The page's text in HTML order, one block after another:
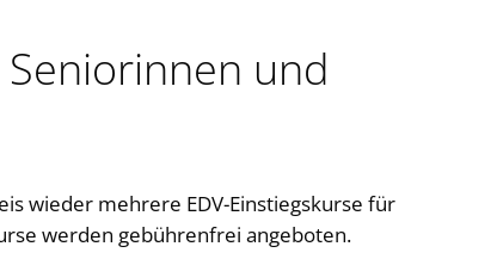
und
wieder mehrere EDV-Einstiegskurse für
werden gebührenfrei angeboten.